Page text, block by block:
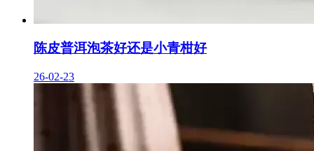
陈皮普洱泡茶好还是小青柑好
26-02-23